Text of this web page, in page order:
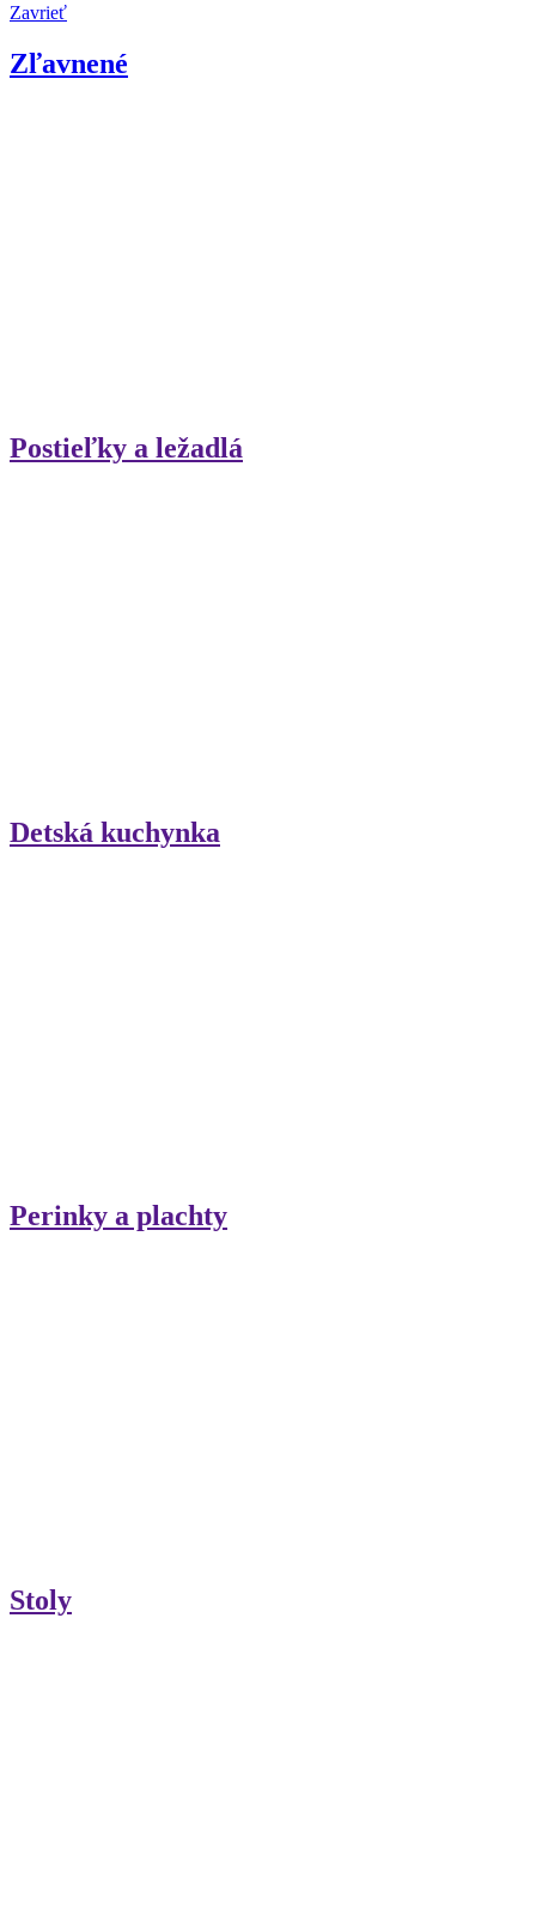
Zavrieť
Zľavnené
Postieľky a ležadlá
Detská kuchynka
Perinky a plachty
Stoly